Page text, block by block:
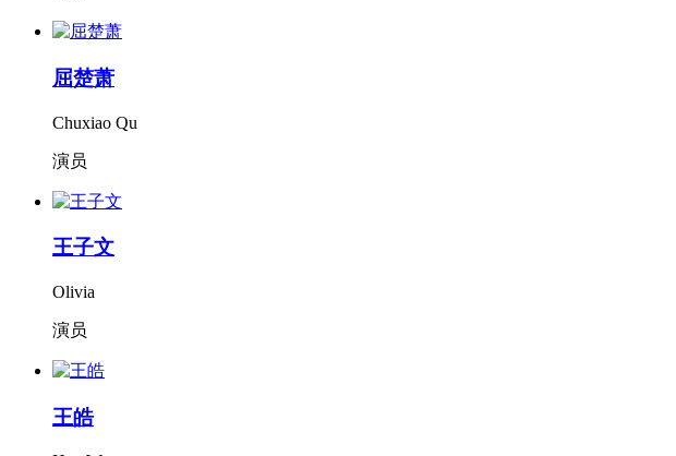
屈楚萧
Chuxiao Qu
演员
王子文
Olivia
演员
王皓